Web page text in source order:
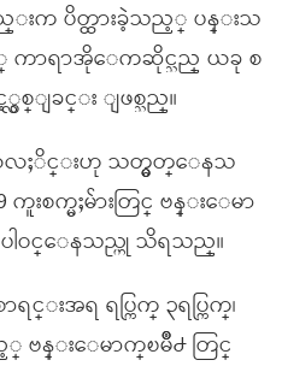
က ပိတ္ထားခဲ့သည့္ ပန္းသ
ာရာအိုေကဆိုင္သည္ ယခု စ
လွစ္ျခင္း ျဖစ္သည္။
လႈိင္းဟု သတ္မွတ္ေနသ
စက္မႈမ်ားတြင္ ဗန္းေမာ
ပါဝင္ေနသည္ဟု သိရသည္။
င္းအရ ရပ္ကြက္ ၃ရပ္ကြက္၊
ဗန္းေမာက္ၿမိဳ႕ တြင္